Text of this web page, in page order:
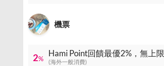
機票
2% Hami Point回饋最優2%，無上限
(海外一般消費)